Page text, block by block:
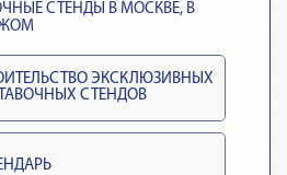
СТЕНДЫ В МОСКВЕ, В
ЭКСКЛЮЗИВНЫХ
СТЕНДОВ